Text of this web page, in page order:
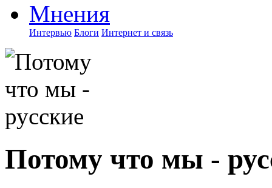
Мнения
Интервью Блоги Интернет и связь
Потому что мы -